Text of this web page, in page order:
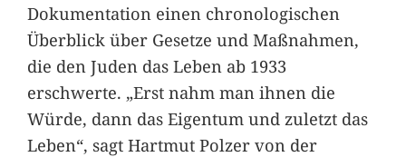
Dokumentation einen chronologischen
Überblick über Gesetze und Maßnahmen,
die den Juden das Leben ab 1933
erschwerte. „Erst nahm man ihnen die
Würde, dann das Eigentum und zuletzt das
Leben“, sagt Hartmut Polzer von der